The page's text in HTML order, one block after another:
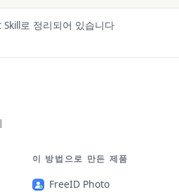
로 정리되어 있습니다
이 방법으로 만든 제품
FreeID Photo